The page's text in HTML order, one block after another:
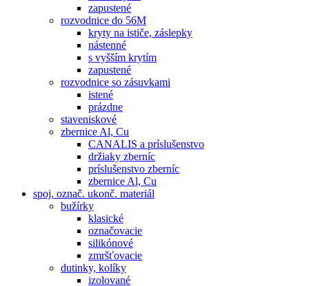
zapustené
rozvodnice do 56M
kryty na ističe, záslepky
nástenné
s vyšším krytím
zapustené
rozvodnice so zásuvkami
istené
prázdne
staveniskové
zbernice Al, Cu
CANALIS a príslušenstvo
držiaky zberníc
príslušenstvo zberníc
zbernice Al, Cu
spoj. označ. ukonč. materiál
bužírky
klasické
označovacie
silikónové
zmršťovacie
dutinky, kolíky
izolované